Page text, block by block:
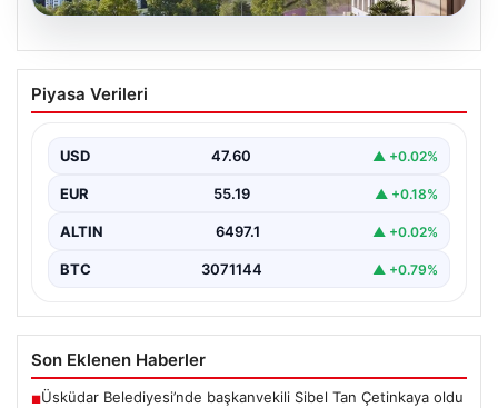
05.08.2026
DAP Yapı’dan Yenilikçi Bir Adım: Emlak
Konut Güvencesiyle Kendi Kendini
Hayata Geçiyor
Gayrimenkul sektöründe prestijli ve yenilikçi
projeleriyle tanınan DAP Gayrimenkul Geliştirme, dikkat
çekici bir adım…
Piyasa Verileri
USD 47.60 ▲ +0.02%
EUR 55.19 ▲ +0.18%
ALTIN 6497.1 ▲ +0.02%
BTC 3071144 ▲ +0.79%
Son Eklenen Haberler
■Üsküdar Belediyesi’nde başkanvekili Sibel Tan Çetinkaya oldu